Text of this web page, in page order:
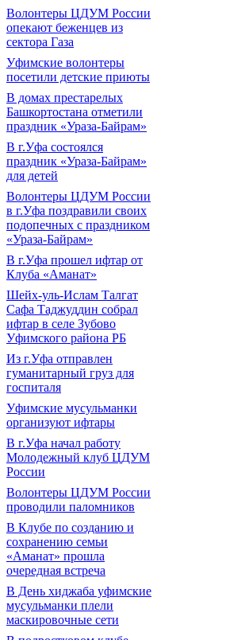
Волонтеры ЦДУМ России
опекают беженцев из
сектора Газа
Уфимские волонтеры
посетили детские приюты
В домах престарелых
Башкортостана отметили
праздник «Ураза-Байрам»
В г.Уфа состоялся
праздник «Ураза-Байрам»
для детей
Волонтеры ЦДУМ России
в г.Уфа поздравили своих
подопечных с праздником
«Ураза-Байрам»
В г.Уфа прошел ифтар от
Клуба «Аманат»
Шейх-уль-Ислам Талгат
Сафа Таджуддин собрал
ифтар в селе Зубово
Уфимского района РБ
Из г.Уфа отправлен
гуманитарный груз для
госпиталя
Уфимские мусульманки
организуют ифтары
В г.Уфа начал работу
Молодежный клуб ЦДУМ
России
Волонтеры ЦДУМ России
проводили паломников
В Клубе по созданию и
сохранению семьи
«Аманат» прошла
очередная встреча
В День хиджаба уфимские
мусульманки плели
маскировочные сети